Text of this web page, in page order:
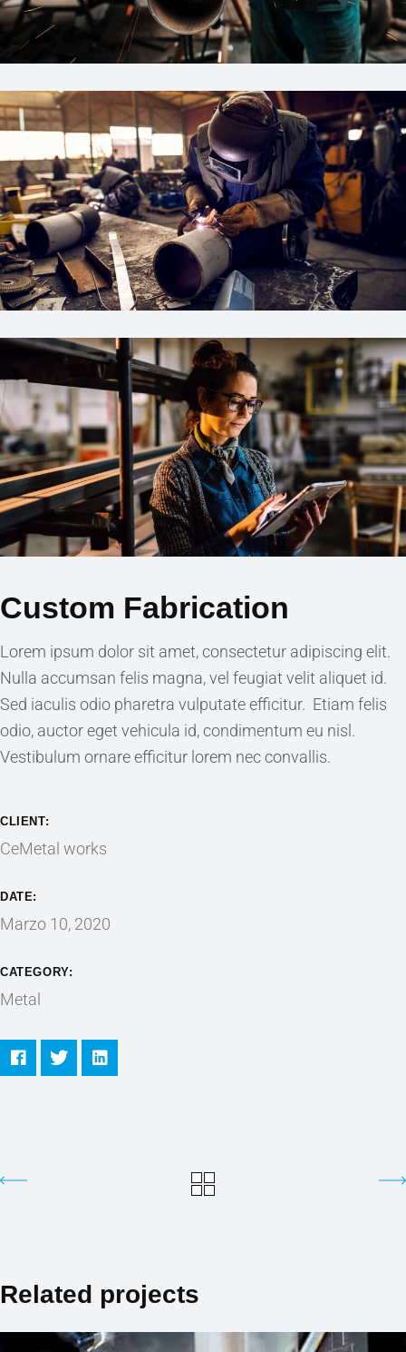
Custom Fabrication
Lorem ipsum dolor sit amet, consectetur adipiscing elit.
Nulla accumsan felis magna, vel feugiat velit aliquet id.
Sed iaculis odio pharetra vulputate efficitur. Etiam felis
odio, auctor eget vehicula id, condimentum eu nisl.
Vestibulum ornare efficitur lorem nec convallis.
CLIENT:
CeMetal works
DATE:
Marzo 10, 2020
CATEGORY:
Metal
Related projects